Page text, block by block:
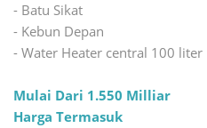
- Batu Sikat
- Kebun Depan
- Water Heater central 100 liter
Mulai Dari 1.550 Milliar
Harga Termasuk